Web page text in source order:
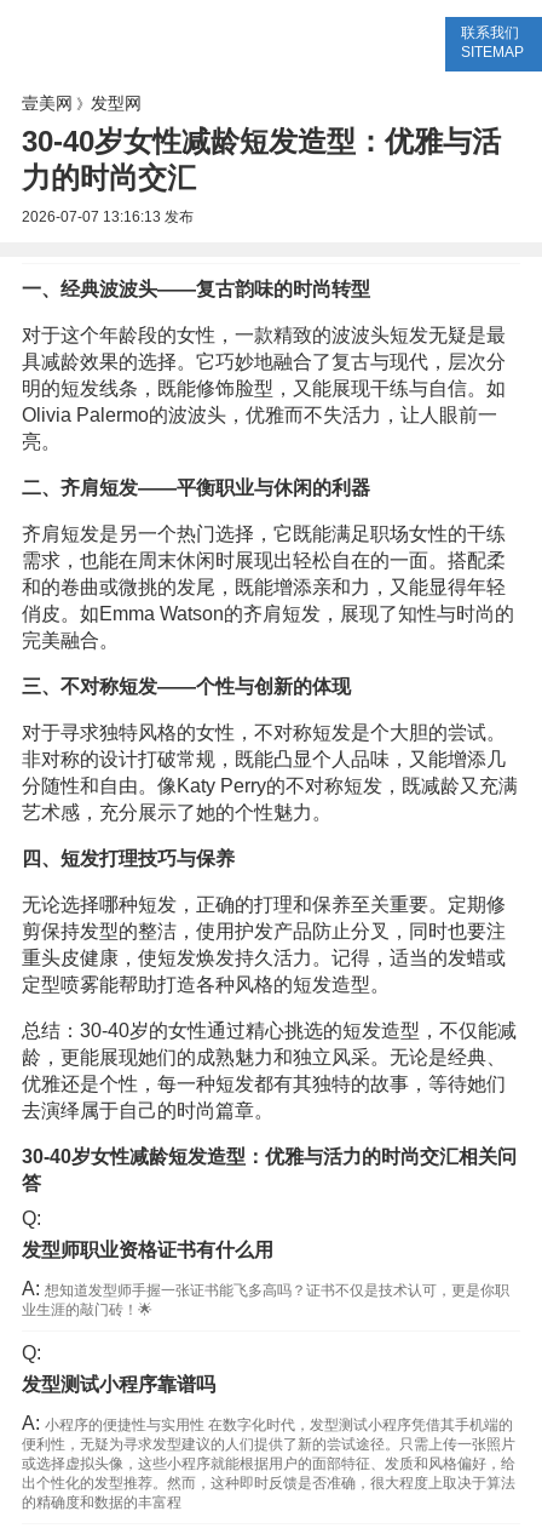
联系我们
SITEMAP
壹美网 》 发型网
30-40岁女性减龄短发造型：优雅与活
力的时尚交汇
2026-07-07 13:16:13 发布
一、经典波波头——复古韵味的时尚转型
对于这个年龄段的女性，一款精致的波波头短发无疑是最
具减龄效果的选择。它巧妙地融合了复古与现代，层次分
明的短发线条，既能修饰脸型，又能展现干练与自信。如
Olivia Palermo的波波头，优雅而不失活力，让人眼前一
亮。
二、齐肩短发——平衡职业与休闲的利器
齐肩短发是另一个热门选择，它既能满足职场女性的干练
需求，也能在周末休闲时展现出轻松自在的一面。搭配柔
和的卷曲或微挑的发尾，既能增添亲和力，又能显得年轻
俏皮。如Emma Watson的齐肩短发，展现了知性与时尚的
完美融合。
三、不对称短发——个性与创新的体现
对于寻求独特风格的女性，不对称短发是个大胆的尝试。
非对称的设计打破常规，既能凸显个人品味，又能增添几
分随性和自由。像Katy Perry的不对称短发，既减龄又充满
艺术感，充分展示了她的个性魅力。
四、短发打理技巧与保养
无论选择哪种短发，正确的打理和保养至关重要。定期修
剪保持发型的整洁，使用护发产品防止分叉，同时也要注
重头皮健康，使短发焕发持久活力。记得，适当的发蜡或
定型喷雾能帮助打造各种风格的短发造型。
总结：30-40岁的女性通过精心挑选的短发造型，不仅能减
龄，更能展现她们的成熟魅力和独立风采。无论是经典、
优雅还是个性，每一种短发都有其独特的故事，等待她们
去演绎属于自己的时尚篇章。
30-40岁女性减龄短发造型：优雅与活力的时尚交汇相关问
答
Q:
发型师职业资格证书有什么用
A: 想知道发型师手握一张证书能飞多高吗？证书不仅是技术认可，更是你职
业生涯的敲门砖！🌟
Q:
发型测试小程序靠谱吗
A: 小程序的便捷性与实用性 在数字化时代，发型测试小程序凭借其手机端的
便利性，无疑为寻求发型建议的人们提供了新的尝试途径。只需上传一张照片
或选择虚拟头像，这些小程序就能根据用户的面部特征、发质和风格偏好，给
出个性化的发型推荐。然而，这种即时反馈是否准确，很大程度上取决于算法
的精确度和数据的丰富程